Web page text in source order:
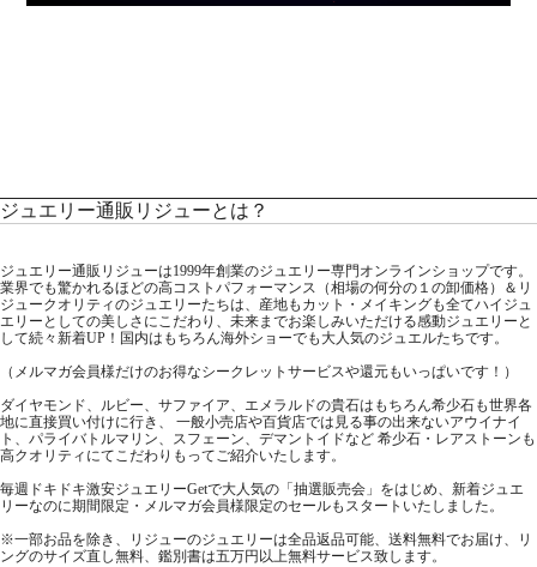
ジュエリー通販リジューとは？
ジュエリー通販リジューは1999年創業のジュエリー専門オンラインショップです。
業界でも驚かれるほどの高コストパフォーマンス（相場の何分の１の卸価格）＆リ
ジュークオリティのジュエリーたちは、産地もカット・メイキングも全てハイジュ
エリーとしての美しさにこだわり、未来までお楽しみいただける感動ジュエリーと
して続々新着UP！国内はもちろん海外ショーでも大人気のジュエルたちです。
（メルマガ会員様だけのお得なシークレットサービスや還元もいっぱいです！）
ダイヤモンド、ルビー、サファイア、エメラルドの貴石はもちろん希少石も世界各
地に直接買い付けに行き、 一般小売店や百貨店では見る事の出来ないアウイナイ
ト、パライバトルマリン、スフェーン、デマントイドなど 希少石・レアストーンも
高クオリティにてこだわりもってご紹介いたします。
毎週ドキドキ激安ジュエリーGetで大人気の「抽選販売会」をはじめ、新着ジュエ
リーなのに期間限定・メルマガ会員様限定のセールもスタートいたしました。
※一部お品を除き、リジューのジュエリーは全品返品可能、送料無料でお届け、リ
ングのサイズ直し無料、鑑別書は五万円以上無料サービス致します。